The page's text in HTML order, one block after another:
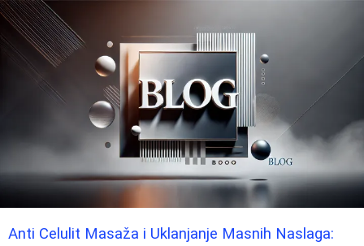
Anti Celulit Masaža i Uklanjanje Masnih Naslaga: